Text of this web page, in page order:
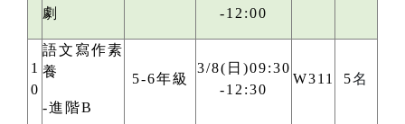
劇
-12:00
1
0
語文寫作素
養
-進階B
5-6年級
3/8(日)09:30
-12:30
W311 5名